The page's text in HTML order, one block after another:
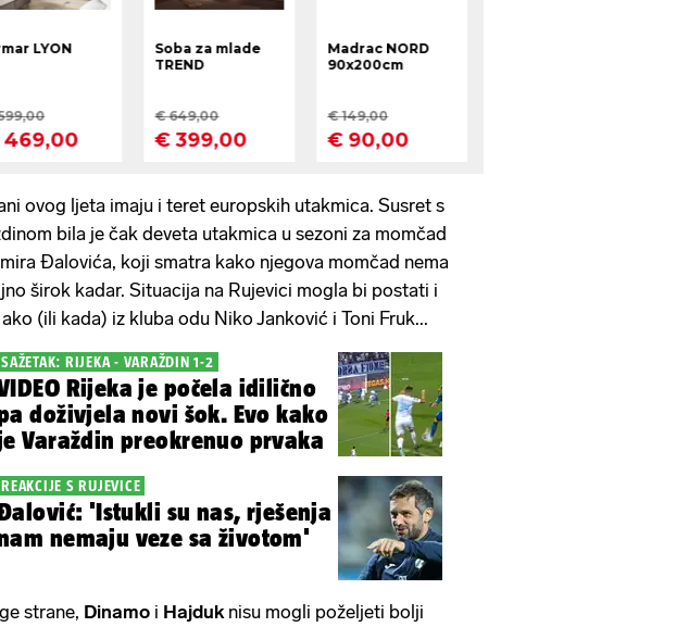
ovog ljeta imaju i teret europskih utakmica. Susret s
bila je čak deveta utakmica u sezoni za momčad
Đalovića, koji smatra kako njegova momčad nema
širok kadar. Situacija na Rujevici mogla bi postati i
(ili kada) iz kluba odu Niko Janković i Toni Fruk...
SAŽETAK: RIJEKA - VARAŽDIN 1-2
Rijeka je počela idilično
doživjela novi šok. Evo kako
Varaždin preokrenuo prvaka
REAKCIJE S RUJEVICE
'Istukli su nas, rješenja
nemaju veze sa životom'
strane, Dinamo i Hajduk nisu mogli poželjeti bolji